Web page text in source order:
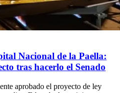
Nacional de la Paella:
tras hacerlo el Senado
aprobado el proyecto de ley